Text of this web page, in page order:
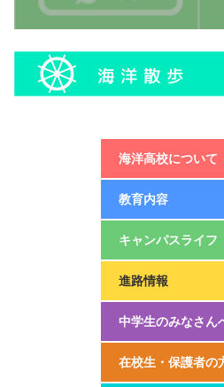
海洋高校について
教育内容
キャンパスライフ
進路情報
中学生のみなさん
在校生・保護者の